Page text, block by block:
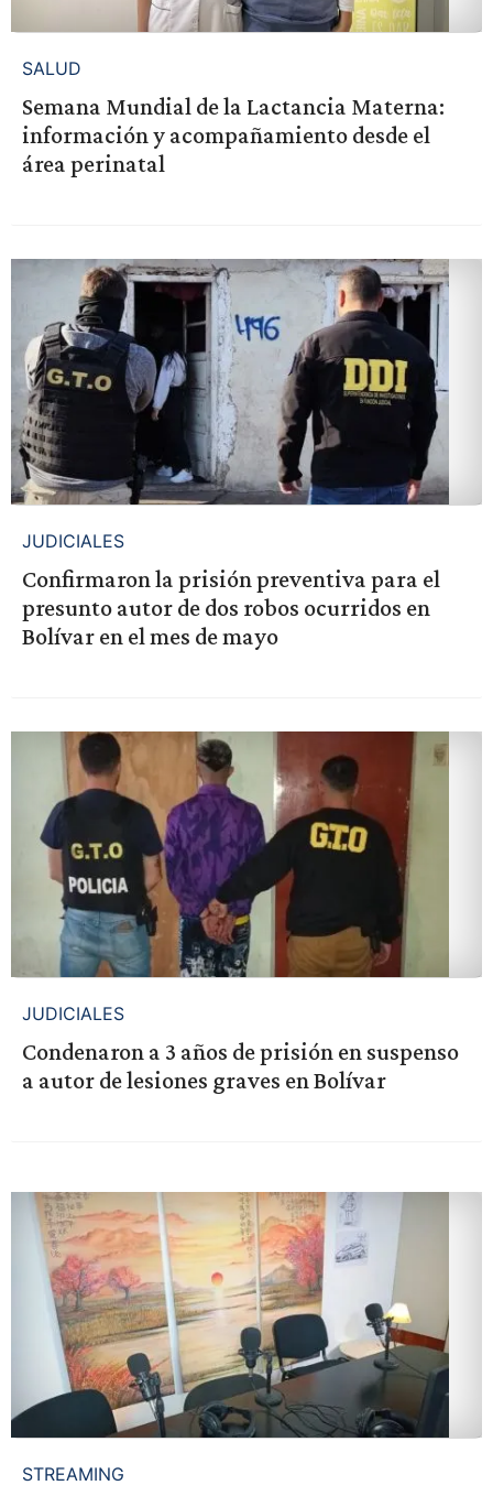
SALUD
Semana Mundial de la Lactancia Materna:
información y acompañamiento desde el
área perinatal
JUDICIALES
Confirmaron la prisión preventiva para el
presunto autor de dos robos ocurridos en
Bolívar en el mes de mayo
JUDICIALES
Condenaron a 3 años de prisión en suspenso
a autor de lesiones graves en Bolívar
STREAMING